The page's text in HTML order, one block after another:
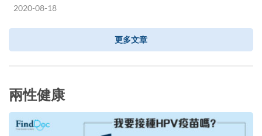
2020-08-18
更多文章
兩性健康